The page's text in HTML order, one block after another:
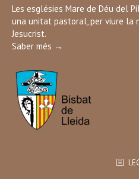
in
new
window
Les esglésies Mare de Déu del
una unitat pastoral, per viure la
Jesucrist.
Saber més →